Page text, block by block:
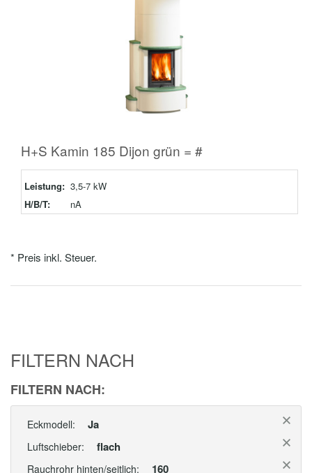
H+S Kamin 185 Dijon grün = #
Leistung: 3,5-7 kW
H/B/T:
nA
* Preis inkl. Steuer.
FILTERN NACH
FILTERN NACH:
Eckmodell: Ja
Luftschieber: flach
Rauchrohr hinten/seitlich: 160